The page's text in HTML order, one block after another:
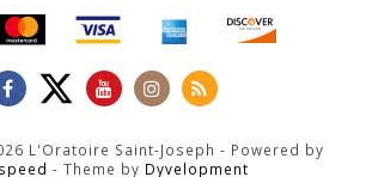
L'Oratoire Saint-Joseph - Powered by
- Theme by Dyvelopment